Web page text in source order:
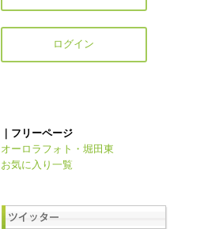
ログイン
｜フリーページ
オーロラフォト・堀田東
お気に入り一覧